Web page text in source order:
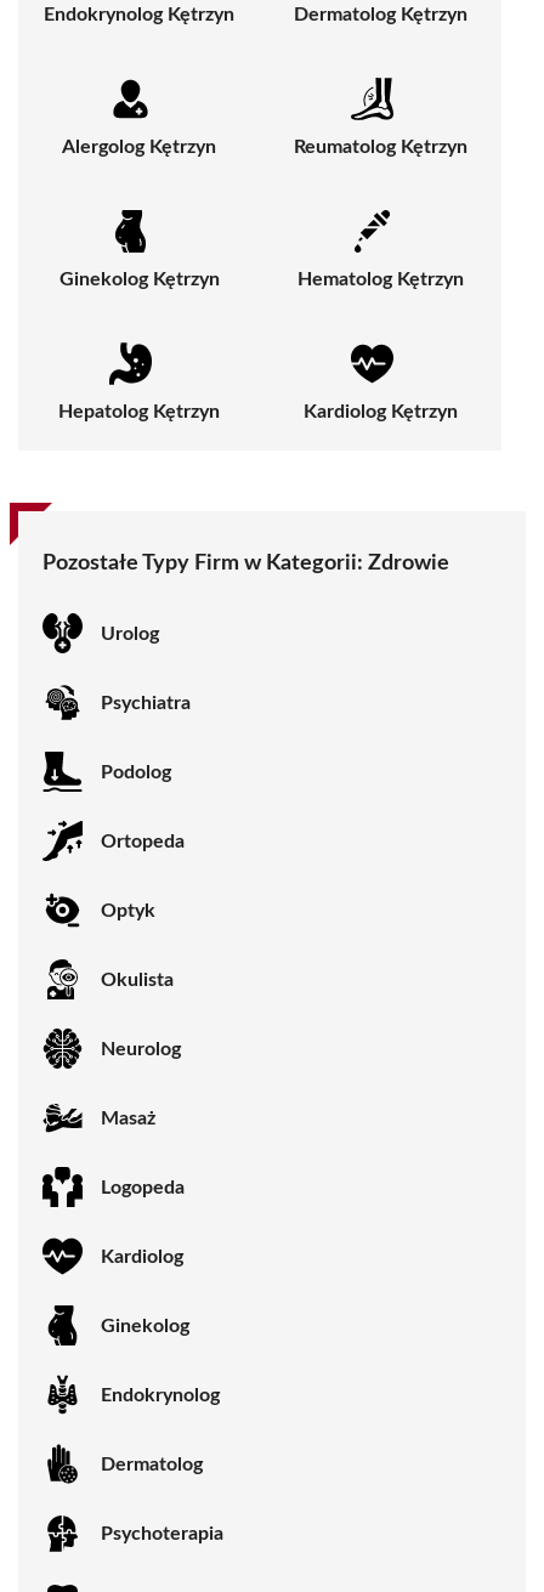
Endokrynolog Kętrzyn Dermatolog Kętrzyn
Alergolog Kętrzyn Reumatolog Kętrzyn
Ginekolog Kętrzyn Hematolog Kętrzyn
Hepatolog Kętrzyn Kardiolog Kętrzyn
Pozostałe Typy Firm w Kategorii: Zdrowie
Urolog
Psychiatra
Podolog
Ortopeda
Optyk
Okulista
Neurolog
Masaż
Logopeda
Kardiolog
Ginekolog
Endokrynolog
Dermatolog
Psychoterapia